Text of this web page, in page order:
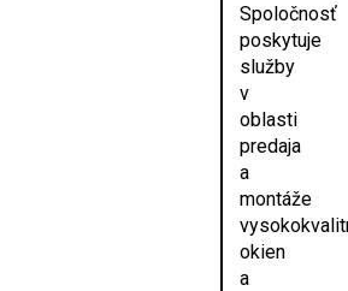
Spoločnosť
poskytuje
služby
v
oblasti
predaja
a
montáže
okien
a